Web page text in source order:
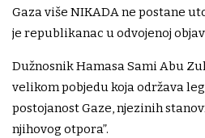
Gaza više NIKADA ne postane
je republikanac u odvojenoj
Dužnosnik Hamasa Sami Abu
velikom pobjedu koja održava
postojanost Gaze, njezinih
njihovog otpora”.